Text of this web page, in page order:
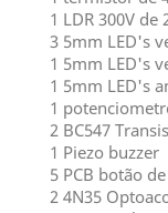
1 LDR 300V de
3 5mm LED's
1 5mm LED's
1 5mm LED's
1
2 BC547
1 Piezo buzzer
5 PCB botão
2 4N35